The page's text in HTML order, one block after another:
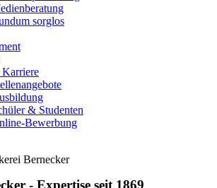
sorglos
& Studenten
Bewerbung
Bernecker
- Expertise seit 1869